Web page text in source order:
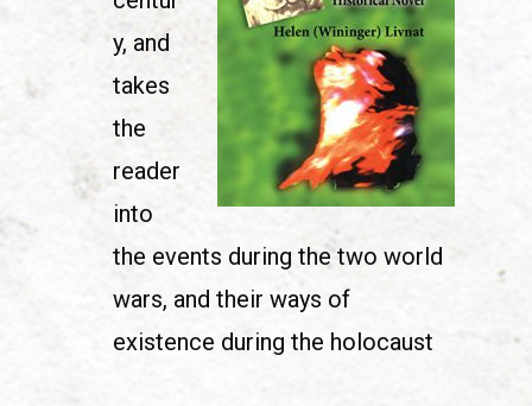
y, and
takes
the
reader
into
the events during the two world
wars, and their ways of
existence during the holocaust